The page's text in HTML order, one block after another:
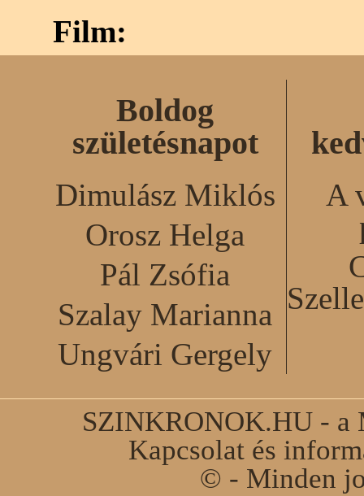
Film:
Boldog
születésnapot
Dimulász Miklós
Orosz Helga
Pál Zsófia
Szalay Marianna
Ungvári Gergely
A
SZINKRONOK.HU - a
Kapcsolat és
© - Minden